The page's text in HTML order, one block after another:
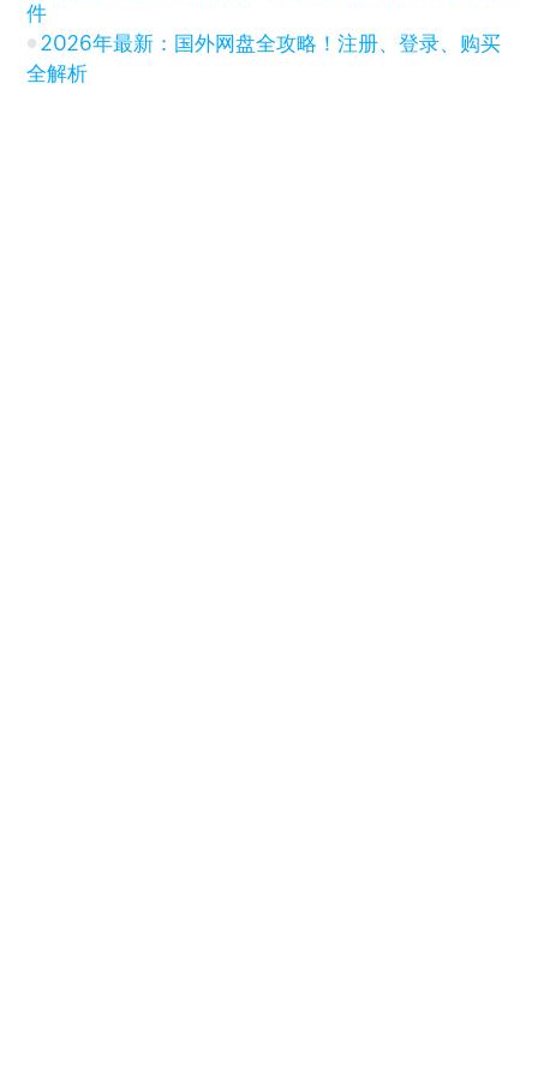
件
2026年最新：国外网盘全攻略！注册、登录、购买
全解析